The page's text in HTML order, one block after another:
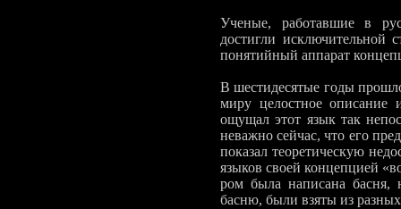
Ученые, работавшие в
достигли исключительной
понятийный аппарат
В шестидесятые годы
миру целостное описание
ощущал этот язык так
неваж­но сейчас, что его
показал теоретическую
языков своей кон­цепцией
ром была написана басня,
басню, были взяты из